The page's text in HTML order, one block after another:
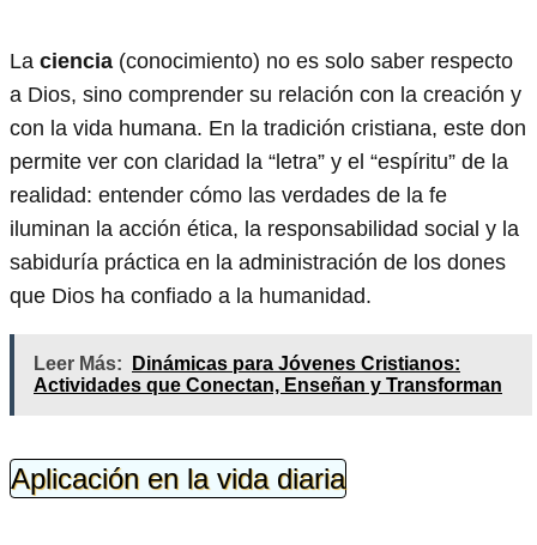
La ciencia (conocimiento) no es solo saber respecto
a Dios, sino comprender su relación con la creación y
con la vida humana. En la tradición cristiana, este don
permite ver con claridad la “letra” y el “espíritu” de la
realidad: entender cómo las verdades de la fe
iluminan la acción ética, la responsabilidad social y la
sabiduría práctica en la administración de los dones
que Dios ha confiado a la humanidad.
Leer Más:
Dinámicas para Jóvenes Cristianos:
Actividades que Conectan, Enseñan y Transforman
Aplicación en la vida diaria